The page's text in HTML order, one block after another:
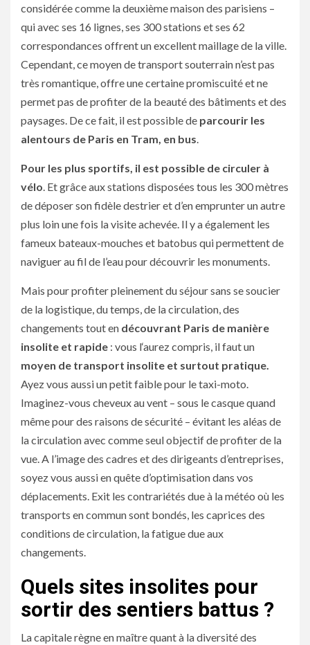
considérée comme la deuxième maison des parisiens –
qui avec ses 16 lignes, ses 300 stations et ses 62
correspondances offrent un excellent maillage de la ville.
Cependant, ce moyen de transport souterrain n’est pas
très romantique, offre une certaine promiscuité et ne
permet pas de profiter de la beauté des bâtiments et des
paysages. De ce fait, il est possible de parcourir les
alentours de Paris en Tram, en bus.
Pour les plus sportifs, il est possible de circuler à
vélo. Et grâce aux stations disposées tous les 300 mètres
de déposer son fidèle destrier et d’en emprunter un autre
plus loin une fois la visite achevée. Il y a également les
fameux bateaux-mouches et batobus qui permettent de
naviguer au fil de l’eau pour découvrir les monuments.
Mais pour profiter pleinement du séjour sans se soucier
de la logistique, du temps, de la circulation, des
changements tout en découvrant Paris de manière
insolite et rapide : vous l‘aurez compris, il faut un
moyen de transport insolite et surtout pratique.
Ayez vous aussi un petit faible pour le taxi-moto.
Imaginez-vous cheveux au vent – sous le casque quand
même pour des raisons de sécurité – évitant les aléas de
la circulation avec comme seul objectif de profiter de la
vue. A l’image des cadres et des dirigeants d’entreprises,
soyez vous aussi en quête d’optimisation dans vos
déplacements. Exit les contrariétés due à la météo où les
transports en commun sont bondés, les caprices des
conditions de circulation, la fatigue due aux
changements.
Quels sites insolites pour
sortir des sentiers battus ?
La capitale règne en maître quant à la diversité des